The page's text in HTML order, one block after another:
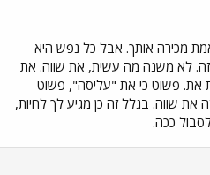
מכירה אותך. אבל כל נפש היא
לא משנה מה עשית, את שווה. את
את. פשוט כי את "עליסה", פשוט
את שווה. בגלל זה כן מגיע לך לחיות,
ככה.